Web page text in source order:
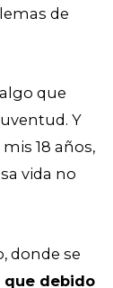
de
que
Y
18 años,
vida no
donde se
que debido